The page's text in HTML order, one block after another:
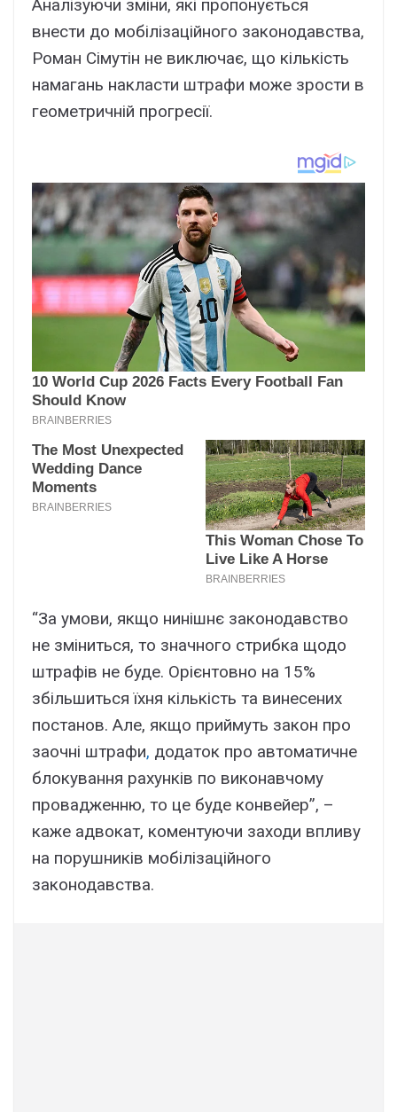
Аналізуючи зміни, які пропонується
внести до мобілізаційного законодавства,
Роман Сімутін не виключає, що кількість
намагань накласти штрафи може зрости в
геометричній прогресії.
“За умови, якщо нинішнє законодавство
не зміниться, то значного стрибка щодо
штрафів не буде. Орієнтовно на 15%
збільшиться їхня кількість та винесених
постанов. Але, якщо приймуть закон про
заочні штрафи, додаток про автоматичне
блокування рахунків по виконавчому
провадженню, то це буде конвейер”, –
каже адвокат, коментуючи заходи впливу
на порушників мобілізаційного
законодавства.